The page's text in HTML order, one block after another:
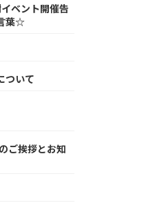
ベント開催告
葉☆
ついて
ご挨拶とお知